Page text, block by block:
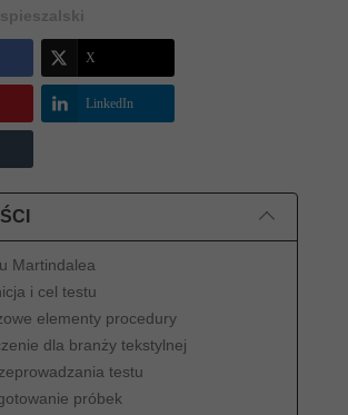
X
LinkedIn
Martindalea
i cel testu
elementy procedury
dla branży tekstylnej
testu
próbek